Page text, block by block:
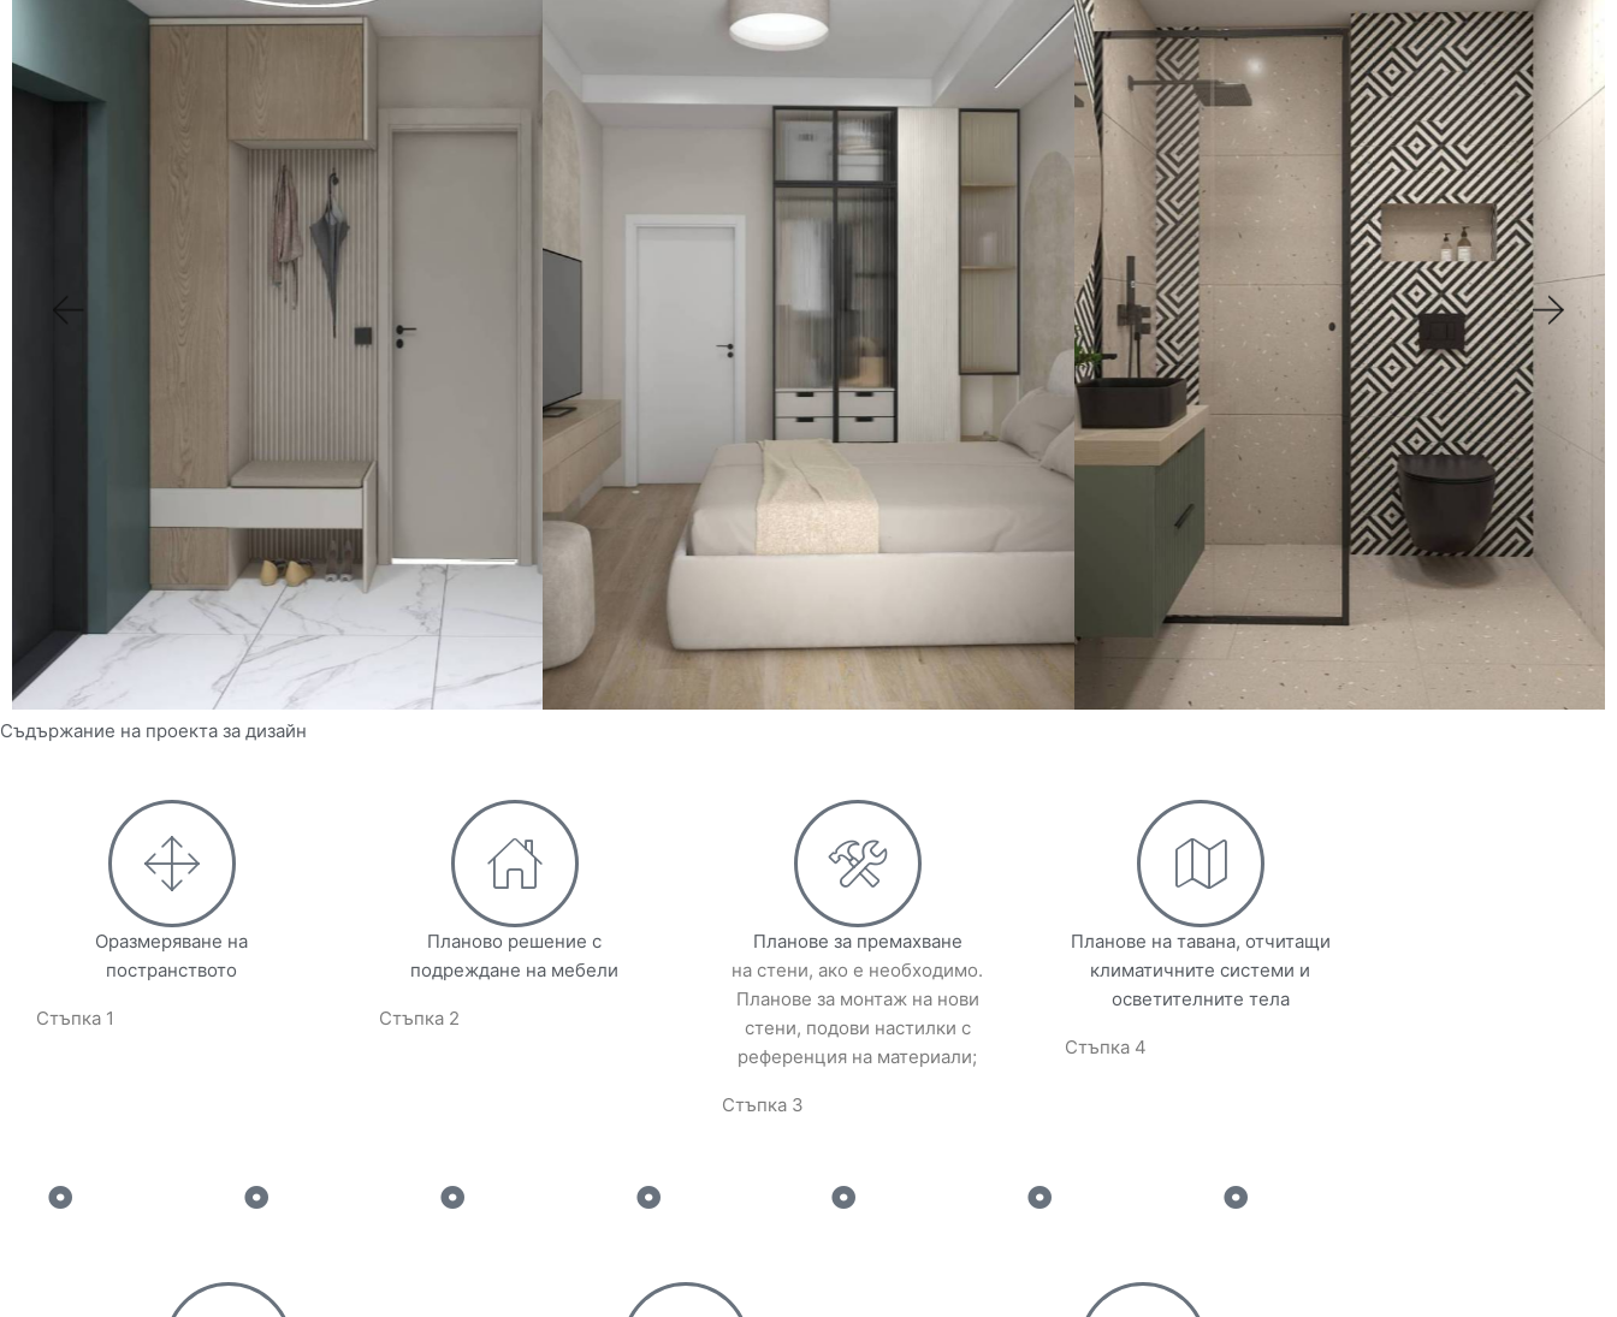
Съдържание на проекта за дизайн
Оразмеряване на
постранството
Стъпка 1
Планово решение с
подреждане на мебели
Стъпка 2
Планове за премахване
на стени, ако е необходимо.
Планове за монтаж на нови
стени, подови настилки с
референция на материали;
Стъпка 3
Планове на тавана, отчитащи
климатичните системи и
осветителните тела
Стъпка 4